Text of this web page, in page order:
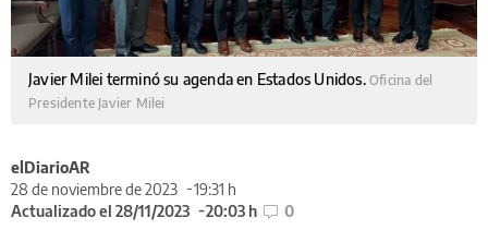
Javier Milei terminó su agenda en Estados Unidos. Oficina del
Presidente Javier Milei
elDiarioAR
28 de noviembre de 2023
19:31 h
Actualizado el 28/11/2023
20:03 h 0